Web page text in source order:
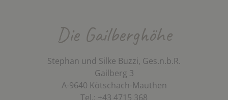
Die Gailberghöhe
Stephan und Silke Buzzi, Ges.n.b.R.
Gailberg 3
A-9640 Kötschach-Mauthen
Tel.: +43 4715 368